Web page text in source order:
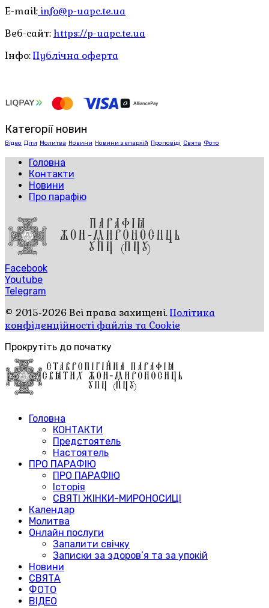
E-mail: info@p-uapc.te.ua
Веб-сайт: https://p-uapc.te.ua
Інфо:Публічна оферта
Категорії новин
Відео Діти Молитва Новини Новини з єпархій Проповіді Свята Фото
Головна
Контакти
Новини
Про парафію
Facebook
Youtube
Telegram
© 2015-2026 Всі права захищені.Політика
конфіденційності файлів та Cookie
Прокрутіть до початку
Головна
КОНТАКТИ
Предстоятель
Настоятель
ПРО ПАРАФІЮ
ПРО ПАРАФІЮ
Історія
СВЯТІ ЖІНКИ-МИРОНОСИЦІ
Календар
Молитва
Онлайн послуги
Запалити свічку
Записки за здоров’я та за упокій
Новини
СВЯТА
ФОТО
ВІДЕО